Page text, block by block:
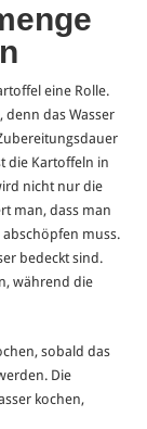
eine Rolle.
denn das Wasser
die Kartoffeln in
nicht nur die
man, dass man
abschöpfen muss.
bedeckt sind.
während die
sobald das
Die
kochen,